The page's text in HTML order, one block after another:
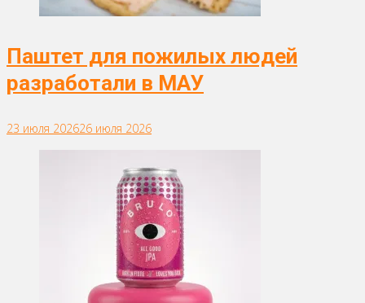
Паштет для пожилых людей
разработали в МАУ
23 июля 202626 июля 2026